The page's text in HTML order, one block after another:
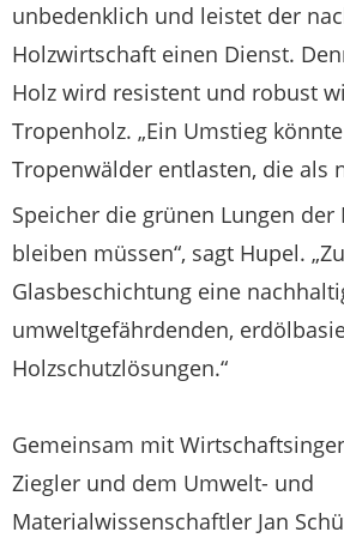
unbedenklich und leistet der
Holzwirtschaft einen Dienst.
Holz wird resistent und robust
Tropenholz. „Ein Umstieg
Tropenwälder entlasten, die als
Speicher die grünen Lungen der
bleiben müssen“, sagt Hupel.
Glasbeschichtung eine
umweltgefährdenden,
Holzschutzlösungen.“
Gemeinsam mit
Ziegler und dem Umwelt- und
Materialwissenschaftler Jan